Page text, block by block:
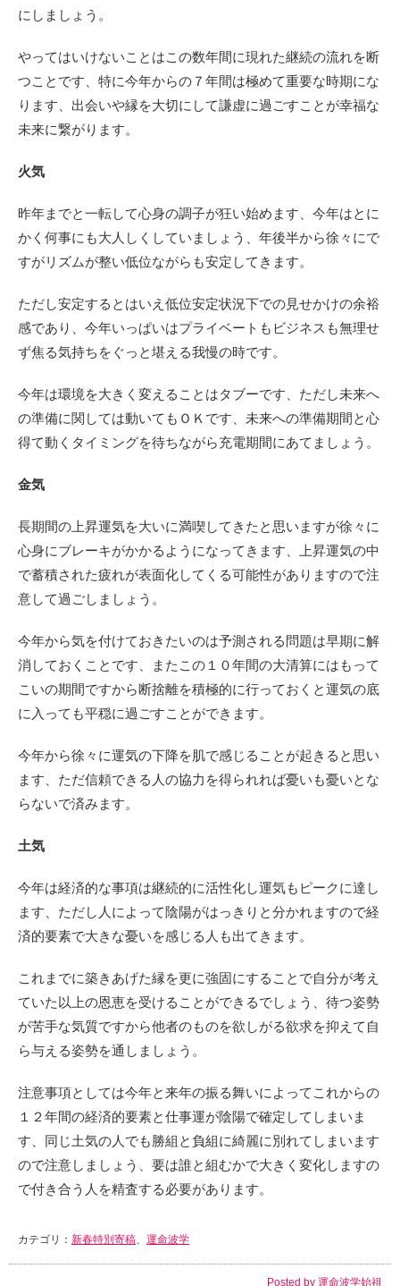
にしましょう。
やってはいけないことはこの数年間に現れた継続の流れを断
つことです、特に今年からの７年間は極めて重要な時期にな
ります、出会いや縁を大切にして謙虚に過ごすことが幸福な
未来に繋がります。
火気
昨年までと一転して心身の調子が狂い始めます、今年はとに
かく何事にも大人しくしていましょう、年後半から徐々にで
すがリズムが整い低位ながらも安定してきます。
ただし安定するとはいえ低位安定状況下での見せかけの余裕
感であり、今年いっぱいはプライベートもビジネスも無理せ
ず焦る気持ちをぐっと堪える我慢の時です。
今年は環境を大きく変えることはタブーです、ただし未来へ
の準備に関しては動いてもＯＫです、未来への準備期間と心
得て動くタイミングを待ちながら充電期間にあてましょう。
金気
長期間の上昇運気を大いに満喫してきたと思いますが徐々に
心身にブレーキがかかるようになってきます、上昇運気の中
で蓄積された疲れが表面化してくる可能性がありますので注
意して過ごしましょう。
今年から気を付けておきたいのは予測される問題は早期に解
消しておくことです、またこの１０年間の大清算にはもって
こいの期間ですから断捨離を積極的に行っておくと運気の底
に入っても平穏に過ごすことができます。
今年から徐々に運気の下降を肌で感じることが起きると思い
ます、ただ信頼できる人の協力を得られれば憂いも憂いとな
らないで済みます。
土気
今年は経済的な事項は継続的に活性化し運気もピークに達し
ます、ただし人によって陰陽がはっきりと分かれますので経
済的要素で大きな憂いを感じる人も出てきます。
これまでに築きあげた縁を更に強固にすることで自分が考え
ていた以上の恩恵を受けることができるでしょう、待つ姿勢
が苦手な気質ですから他者のものを欲しがる欲求を抑えて自
ら与える姿勢を通しましょう。
注意事項としては今年と来年の振る舞いによってこれからの
１２年間の経済的要素と仕事運が陰陽で確定してしまいま
す、同じ土気の人でも勝組と負組に綺麗に別れてしまいます
ので注意しましょう、要は誰と組むかで大きく変化しますの
で付き合う人を精査する必要があります。
カテゴリ： 新春特別寄稿、 運命波学
Posted by 運命波学始祖